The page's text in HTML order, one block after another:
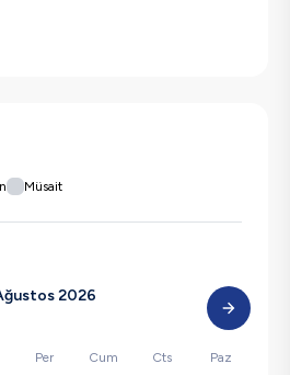
Müsait
2026
Per Cum Cts Paz